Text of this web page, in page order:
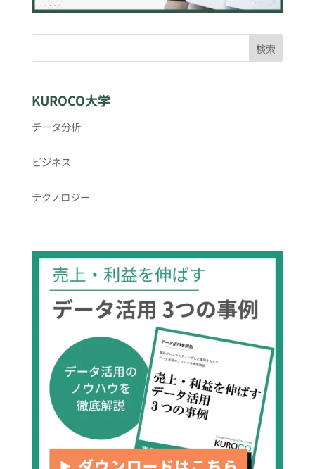
検索
KUROCO大学
データ分析
ビジネス
テクノロジー